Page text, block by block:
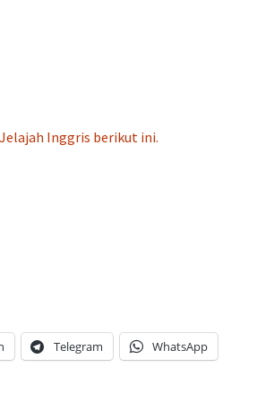
Jelajah Inggris berikut ini.
Telegram WhatsApp